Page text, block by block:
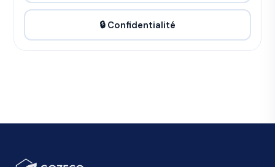
🔒 Confidentialité